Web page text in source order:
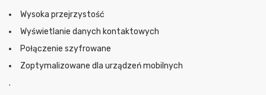
Wysoka przejrzystość
Wyświetlanie danych kontaktowych
Połączenie szyfrowane
Zoptymalizowane dla urządzeń mobilnych
.